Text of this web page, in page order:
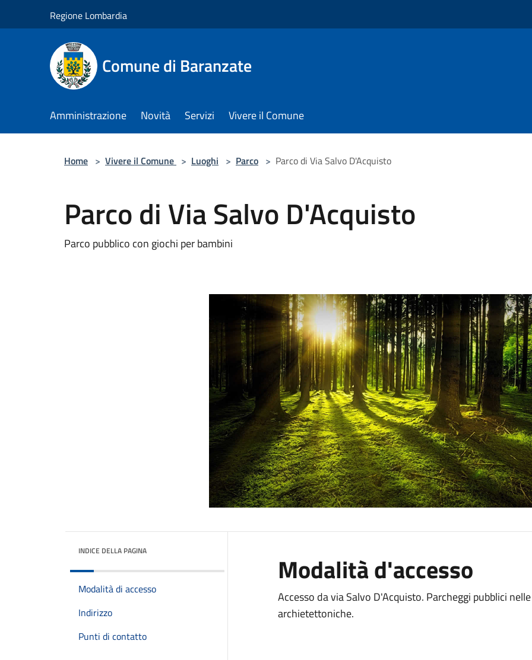
Regione Lombardia
Comune di Baranzate
Amministrazione Novità Servizi Vivere il Comune
Home > Vivere il Comune > Luoghi > Parco > Parco di Via Salvo D'Acquisto
Parco di Via Salvo D'Acquisto
Parco pubblico con giochi per bambini
INDICE DELLA PAGINA
Modalità di accesso
Indirizzo
Punti di contatto
Modalità d'accesso
Accesso da via Salvo D'Acquisto. Parcheggi pubblici
archietettoniche.